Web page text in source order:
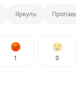
Яркуль
1 0